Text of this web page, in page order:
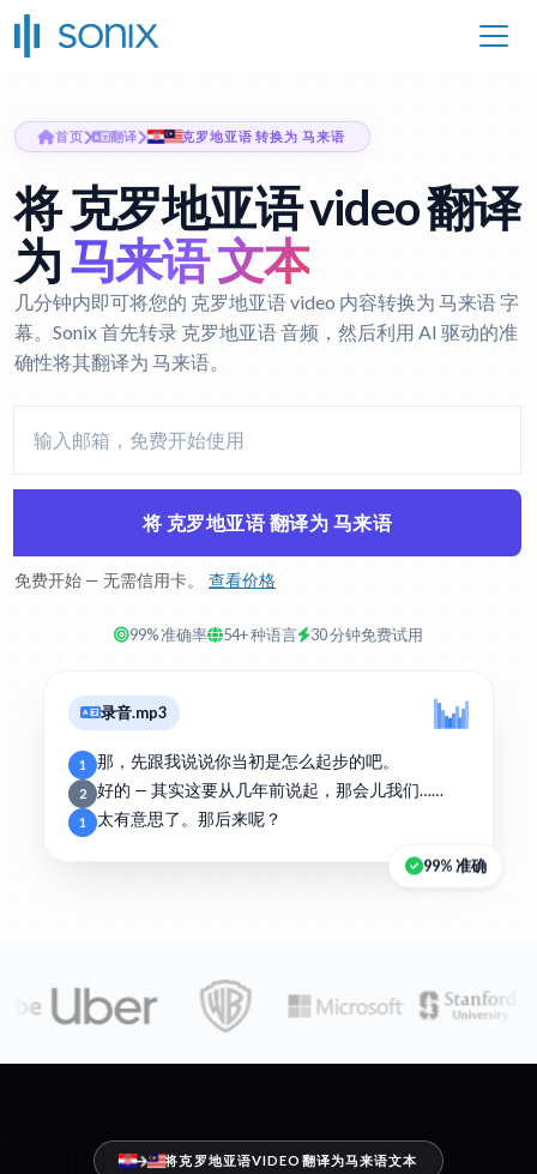
首页 翻译 克罗地亚语 转换为 马来语
将 克罗地亚语 video 翻译
为马来语 文本
几分钟内即可将您的 克罗地亚语 video 内容转换为 马来语 字
幕。Sonix 首先转录 克罗地亚语 音频，然后利用 AI 驱动的准
确性将其翻译为 马来语。
将 克罗地亚语 翻译为 马来语
免费开始 — 无需信用卡。 查看价格
99% 准确率 54+ 种语言 30 分钟免费试用
录音.mp3
1 那，先跟我说说你当初是怎么起步的吧。
2 好的 — 其实这要从几年前说起，那会儿我们……
1 太有意思了。那后来呢？
99% 准确
将克罗地亚语VIDEO翻译为马来语文本